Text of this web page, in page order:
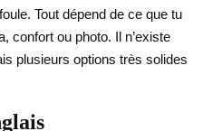
Tout dépend de ce que tu
confort ou photo. Il n’existe
plusieurs options très solides